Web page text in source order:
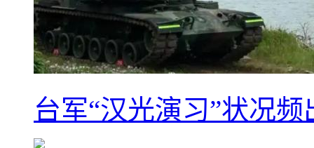
台军“汉光演习”状况